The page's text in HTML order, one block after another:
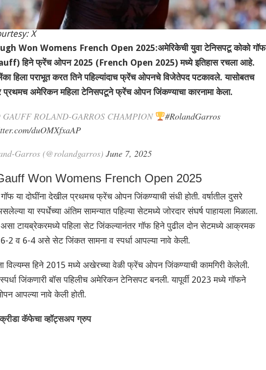
X
Won Womens French Open 2025:अमेरिकेची युवा टेनिसपटू कोको गॉफ
हिने फ्रेंच ओपन 2025 (French Open 2025) मध्ये इतिहास रचला आहे.
हिला पराभूत करत तिने पहिल्यांदाच फ्रेंच ओपनचे विजेतेपद पटकावले. यासोबतच
अमेरिकन महिला टेनिसपटूने फ्रेंच ओपन जिंकण्याचा कारनामा केला.
GAUFF ROLAND-GARROS CHAMPION
#RolandGarros
duOMXfxaAP
Garros (@rolandgarros) June 7, 2025
Won Womens French Open 2025
या दोघींना देखील प्रथमच फ्रेंच ओपन जिंकण्याची संधी होती. वर्षातील दुसरे
या स्पर्धेच्या अंतिम सामन्यात पहिल्या सेटमध्ये जोरदार संघर्ष पाहायला मिळाला.
टायब्रेकरमध्ये पहिला सेट जिंकल्यानंतर गॉफ हिने पुढील दोन सेटमध्ये आक्रमक
व 6-4 असे सेट जिंकत सामना व स्पर्धा आपल्या नावे केली.
विल्यम्स हिने 2015 मध्ये अखेरच्या वेळी फ्रेंच ओपन जिंकण्याची कामगिरी केलेली.
जिंकणारी बॉस पहिलीच अमेरिकन टेनिसपट बनली. यापूर्वी 2023 मध्ये गॉफने
आपल्या नावे केली होती.
कॅफेचा व्हॉट्सअप ग्रुप